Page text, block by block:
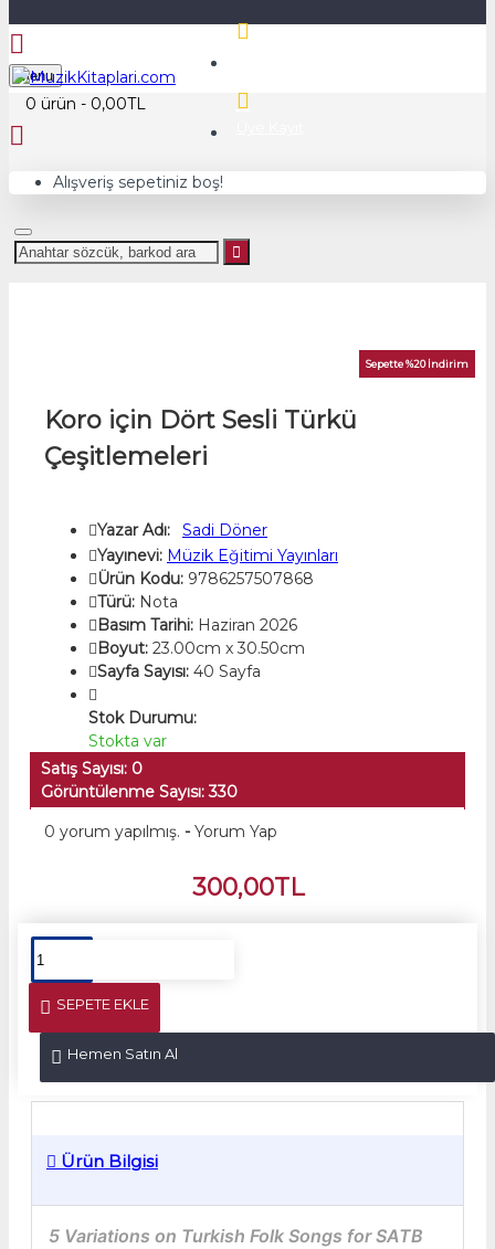
Menu
0 ürün - 0,00TL
Alışveriş sepetiniz boş!
Sepette %20 İndirim
Koro için Dört Sesli Türkü
Çeşitlemeleri
Yazar Adı:
Sadi Döner
Yayınevi: Müzik Eğitimi Yayınları
Ürün Kodu: 9786257507868
Türü: Nota
Basım Tarihi: Haziran 2026
Boyut: 23.00cm x 30.50cm
Sayfa Sayısı: 40 Sayfa
Stok Durumu:
Stokta var
Satış Sayısı: 0
Görüntülenme Sayısı: 330
0 yorum yapılmış. - Yorum Yap
300,00TL
SEPETE EKLE
Hemen Satın Al
Ürün Bilgisi
5 Variations on Turkish Folk Songs for SATB